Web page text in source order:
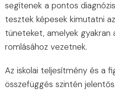
segítenek a pontos
tesztek képesek kimutatni
tüneteket, amelyek gyakran
romlásához vezetnek.
Az iskolai teljesítmény és a
összefüggés szintén jelentős.